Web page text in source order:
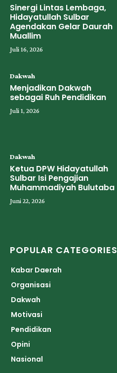
Sinergi Lintas Lembaga,
Hidayatullah Sulbar
Agendakan Gelar Daurah
Muallim
Juli 16, 2026
Dakwah
Menjadikan Dakwah
sebagai Ruh Pendidikan
Juli 1, 2026
Dakwah
Ketua DPW Hidayatullah
Sulbar Isi Pengajian
Muhammadiyah Bulutaba
Juni 22, 2026
POPULAR CATEGORIES
Kabar Daerah
Organisasi
Dakwah
Motivasi
Pendidikan
Opini
Nasional